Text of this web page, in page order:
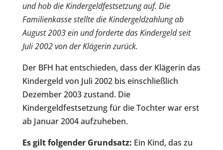
und hob die Kindergeldfestsetzung auf. Die
Familienkasse stellte die Kindergeldzahlung ab
August 2003 ein und forderte das Kindergeld seit
Juli 2002 von der Klägerin zurück.
Der BFH hat entschieden, dass der Klägerin das
Kindergeld von Juli 2002 bis einschließlich
Dezember 2003 zustand. Die
Kindergeldfestsetzung für die Tochter war erst
ab Januar 2004 aufzuheben.
Es gilt folgender Grundsatz: Ein Kind, das zu